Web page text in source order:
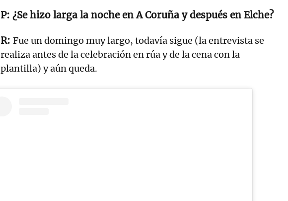
¿Se hizo larga la noche en A Coruña y después en Elche?
Fue un domingo muy largo, todavía sigue (la entrevista se
realiza antes de la celebración en rúa y de la cena con la
plantilla) y aún queda.